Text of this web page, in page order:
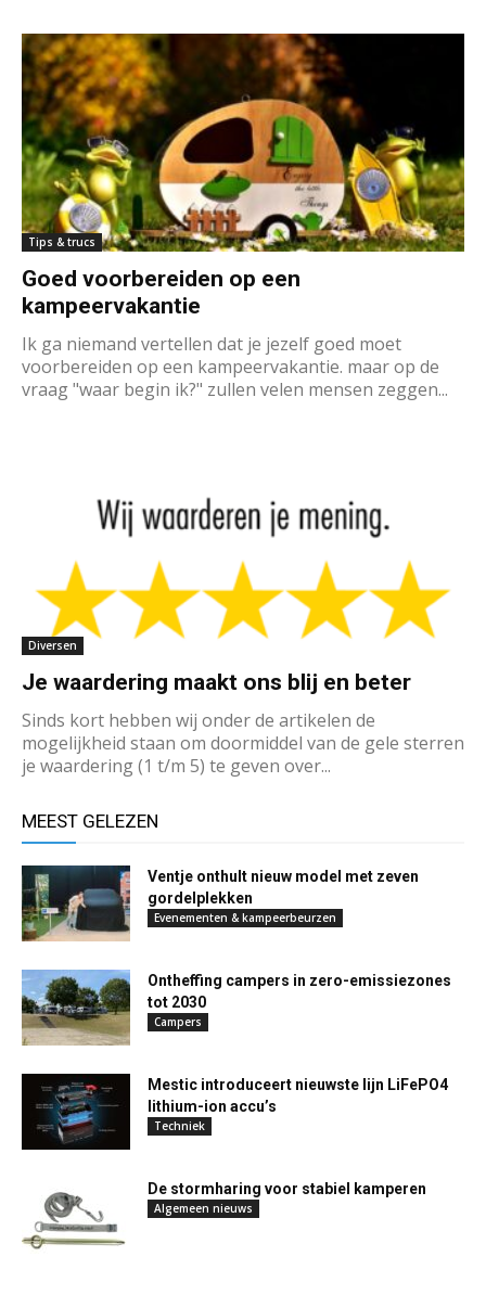
Tips & trucs
Goed voorbereiden op een
kampeervakantie
Ik ga niemand vertellen dat je jezelf goed moet
voorbereiden op een kampeervakantie. maar op de
vraag "waar begin ik?" zullen velen mensen zeggen...
Diversen
Je waardering maakt ons blij en beter
Sinds kort hebben wij onder de artikelen de
mogelijkheid staan om doormiddel van de gele sterren
je waardering (1 t/m 5) te geven over...
MEEST GELEZEN
Ventje onthult nieuw model met zeven
gordelplekken
Evenementen & kampeerbeurzen
Ontheffing campers in zero-emissiezones
tot 2030
Campers
Mestic introduceert nieuwste lijn LiFePO4
lithium-ion accu’s
Techniek
De stormharing voor stabiel kamperen
Algemeen nieuws